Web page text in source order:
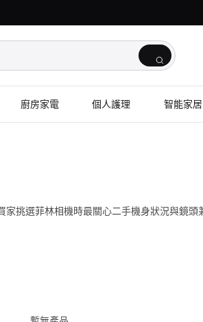
廚房家電 個人護理 智能家居
挑選菲林相機時最關心二手機身狀況與鏡頭